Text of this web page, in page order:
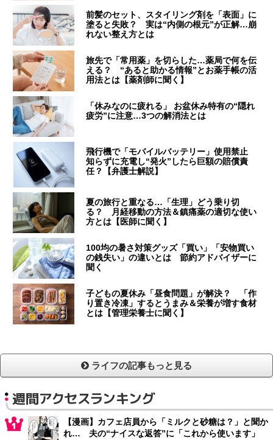
前髪のセット、スタイリング剤を「表面」に
塗ると失敗？ 実は“内側の根元”が正解…崩
れない整え方とは
旅先で「常用薬」を切らした…薬局で何を伝
える？ “あると助かる情報”とお薬手帳の活
用法とは【薬剤師に聞く】
「休みなのに疲れる」 お盆休み特有の“隠れ
疲労”に注意…3つの解消法とは
飛行機で「モバイルバッテリー」使用禁止
知らずに充電し“発火”したら巨額の賠償責
任？【弁護士解説】
夏の旅行と重なる…「生理」どう乗り切
る？ 月経移動の方法＆鎮痛薬の適切な使い
方とは【医師に聞く】
100均の暑さ対策グッズ「買い」「安物買い
の銭失い」の違いとは 節約アドバイザーに
聞く
子どもの夏休み「昼食問題」が解決？ 「作
り置き冷凍」するとうまみ＆栄養が増す食材
とは【管理栄養士に聞く】
ライフの記事もっと見る
週間アクセスランキング
【漫画】カフェ店員から「ミルクと砂糖は？」と聞か
れ… 夫の“ナイスな返答”に「これから使います」